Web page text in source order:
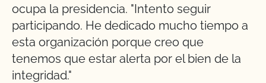
ocupa la presidencia. "Intento seguir
participando. He dedicado mucho tiempo a
esta organización porque creo que
tenemos que estar alerta por el bien de la
integridad."